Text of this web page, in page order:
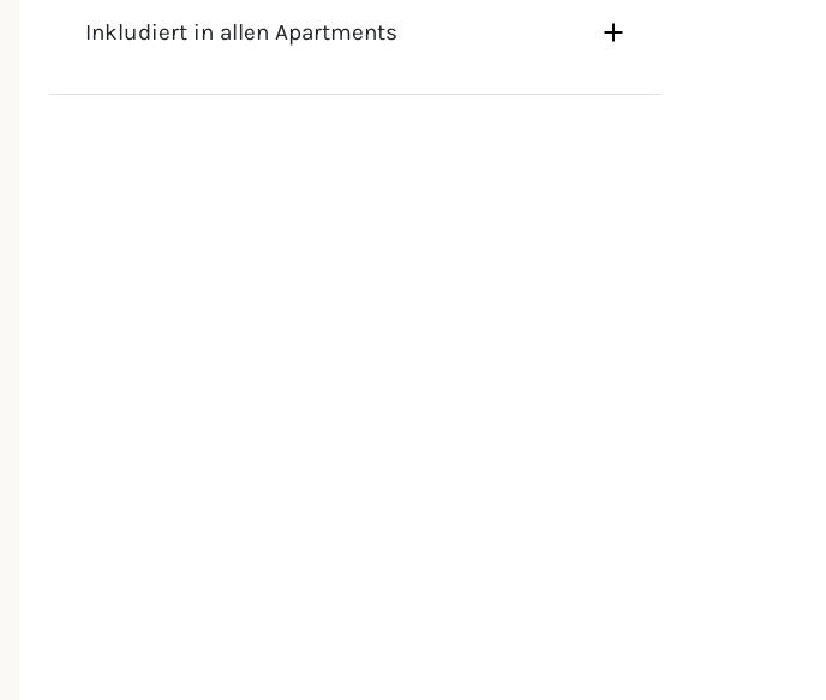
Inkludiert in allen Apartments